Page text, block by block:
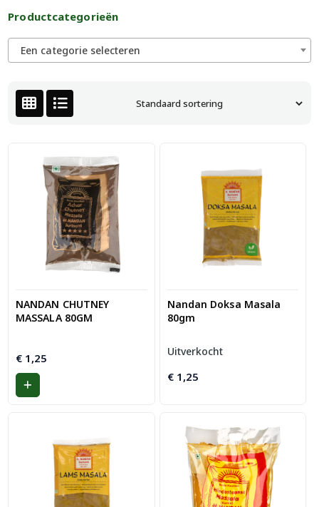
Productcategorieën
Een categorie selecteren
NANDAN CHUTNEY
MASSALA 80GM
€ 1,25
Nandan Doksa Masala
80gm
Uitverkocht
€1,25